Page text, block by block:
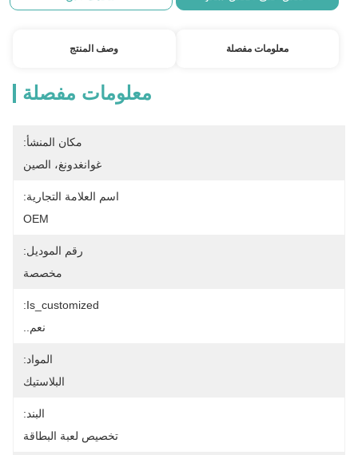
معلومات مفصلة وصف المنتج
معلومات مفصلة
مكان المنشأ:
غوانغدونغ، الصين
اسم العلامة التجارية:
OEM
رقم الموديل:
مخصصة
Is_customized:
نعم..
المواد:
البلاستيك
البند:
تخصيص لعبة البطاقة